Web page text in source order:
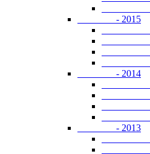
-
- 2015
-
-
-
-
- 2014
-
-
-
-
- 2013
-
-